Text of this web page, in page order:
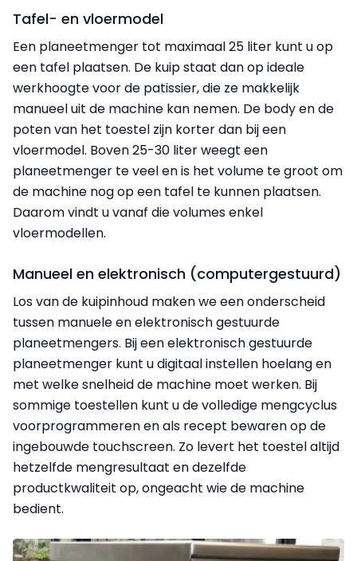
Tafel- en vloermodel
Een planeetmenger tot maximaal 25 liter kunt u op
een tafel plaatsen. De kuip staat dan op ideale
werkhoogte voor de patissier, die ze makkelijk
manueel uit de machine kan nemen. De body en de
poten van het toestel zijn korter dan bij een
vloermodel. Boven 25-30 liter weegt een
planeetmenger te veel en is het volume te groot om
de machine nog op een tafel te kunnen plaatsen.
Daarom vindt u vanaf die volumes enkel
vloermodellen.
Manueel en elektronisch (computergestuurd)
Los van de kuipinhoud maken we een onderscheid
tussen manuele en elektronisch gestuurde
planeetmengers. Bij een elektronisch gestuurde
planeetmenger kunt u digitaal instellen hoelang en
met welke snelheid de machine moet werken. Bij
sommige toestellen kunt u de volledige mengcyclus
voorprogrammeren en als recept bewaren op de
ingebouwde touchscreen. Zo levert het toestel altijd
hetzelfde mengresultaat en dezelfde
productkwaliteit op, ongeacht wie de machine
bedient.